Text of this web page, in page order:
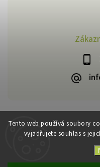
Tento web používá soubory
vyjadřujete souhlas s
Copyright 2026
Vytvořil